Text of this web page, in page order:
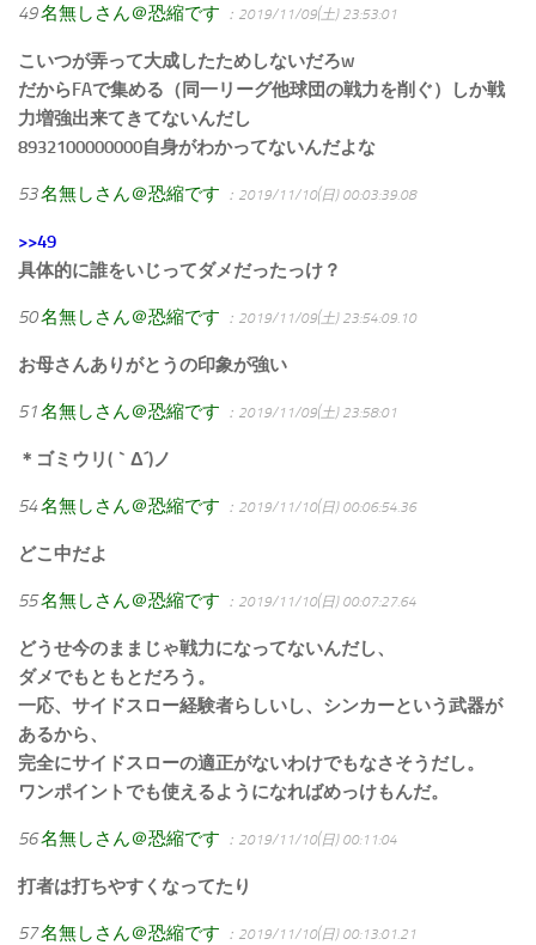
49名無しさん＠恐縮です ：2019/11/09(土) 23:53:01
こいつが弄って大成したためしないだろw
だからFAで集める（同一リーグ他球団の戦力を削ぐ）しか戦
力増強出来てきてないんだし
8932100000000自身がわかってないんだよな
53名無しさん＠恐縮です ：2019/11/10(日) 00:03:39.08
>>49
具体的に誰をいじってダメだったっけ？
50名無しさん＠恐縮です ：2019/11/09(土) 23:54:09.10
お母さんありがとうの印象が強い
51名無しさん＠恐縮です ：2019/11/09(土) 23:58:01
＊ゴミウリ(｀Δ´)ノ
54名無しさん＠恐縮です ：2019/11/10(日) 00:06:54.36
どこ中だよ
55名無しさん＠恐縮です ：2019/11/10(日) 00:07:27.64
どうせ今のままじゃ戦力になってないんだし、
ダメでもともとだろう。
一応、サイドスロー経験者らしいし、シンカーという武器が
あるから、
完全にサイドスローの適正がないわけでもなさそうだし。
ワンポイントでも使えるようになればめっけもんだ。
56名無しさん＠恐縮です ：2019/11/10(日) 00:11:04
打者は打ちやすくなってたり
57名無しさん＠恐縮です ：2019/11/10(日) 00:13:01.21